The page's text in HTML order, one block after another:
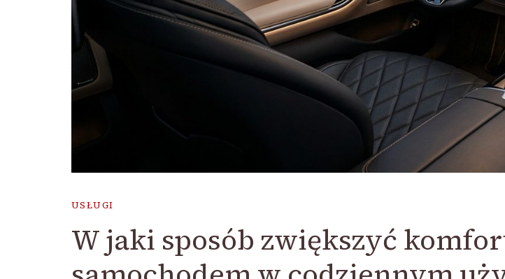
USŁUGI
W jaki sposób zwiększyć